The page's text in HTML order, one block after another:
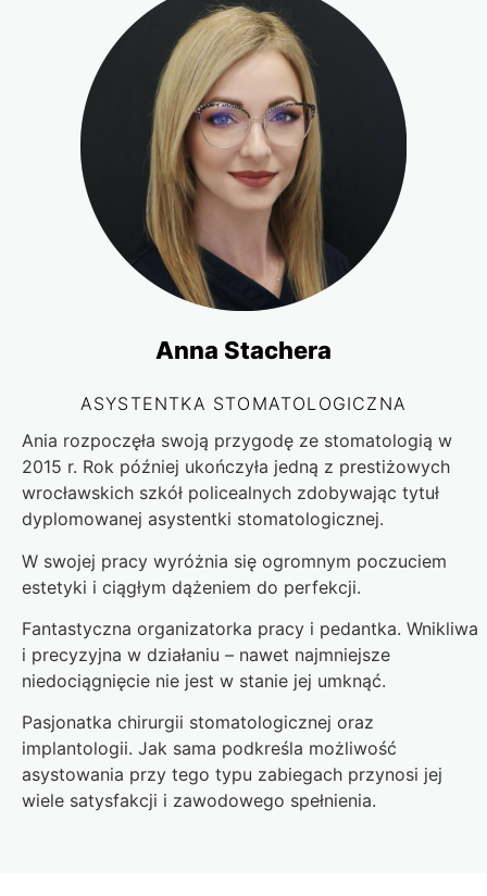
Anna Stachera
ASYSTENTKA STOMATOLOGICZNA
Ania rozpoczęła swoją przygodę ze stomatologią w
2015 r. Rok później ukończyła jedną z prestiżowych
wrocławskich szkół policealnych zdobywając tytuł
dyplomowanej asystentki stomatologicznej.
W swojej pracy wyróżnia się ogromnym poczuciem
estetyki i ciągłym dążeniem do perfekcji.
Fantastyczna organizatorka pracy i pedantka. Wnikliwa
i precyzyjna w działaniu – nawet najmniejsze
niedociągnięcie nie jest w stanie jej umknąć.
Pasjonatka chirurgii stomatologicznej oraz
implantologii. Jak sama podkreśla możliwość
asystowania przy tego typu zabiegach przynosi jej
wiele satysfakcji i zawodowego spełnienia.